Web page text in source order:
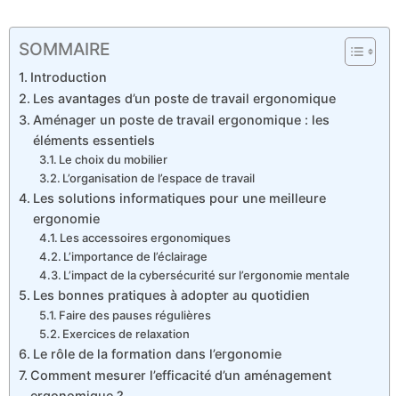
SOMMAIRE
Introduction
Les avantages d’un poste de travail ergonomique
Aménager un poste de travail ergonomique : les
éléments essentiels
Le choix du mobilier
L’organisation de l’espace de travail
Les solutions informatiques pour une meilleure
ergonomie
Les accessoires ergonomiques
L’importance de l’éclairage
L’impact de la cybersécurité sur l’ergonomie mentale
Les bonnes pratiques à adopter au quotidien
Faire des pauses régulières
Exercices de relaxation
Le rôle de la formation dans l’ergonomie
Comment mesurer l’efficacité d’un aménagement